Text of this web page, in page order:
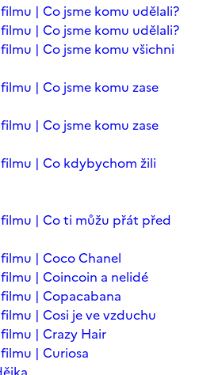
| Co jsme komu udělali?
| Co jsme komu udělali?
| Co jsme komu všichni
| Co jsme komu zase
| Co jsme komu zase
| Co kdybychom žili
| Co ti můžu přát před
| Coco Chanel
| Coincoin a nelidé
| Copacabana
| Cosi je ve vzduchu
| Crazy Hair
| Curiosa